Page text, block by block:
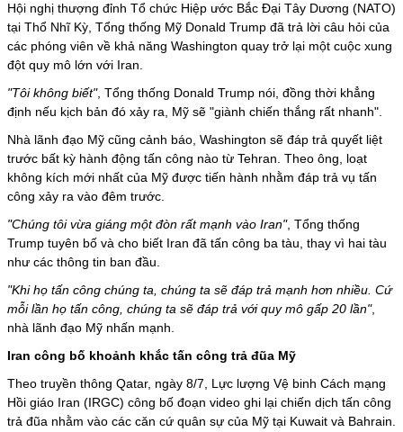
Hội nghị thượng đỉnh Tổ chức Hiệp ước Bắc Đại Tây Dương (NATO)
tại Thổ Nhĩ Kỳ, Tổng thống Mỹ Donald Trump đã trả lời câu hỏi của
các phóng viên về khả năng Washington quay trở lại một cuộc xung
đột quy mô lớn với Iran.
"Tôi không biết", Tổng thống Donald Trump nói, đồng thời khẳng
định nếu kịch bản đó xảy ra, Mỹ sẽ "giành chiến thắng rất nhanh".
Nhà lãnh đạo Mỹ cũng cảnh báo, Washington sẽ đáp trả quyết liệt
trước bất kỳ hành động tấn công nào từ Tehran. Theo ông, loạt
không kích mới nhất của Mỹ được tiến hành nhằm đáp trả vụ tấn
công xảy ra vào đêm trước.
"Chúng tôi vừa giáng một đòn rất mạnh vào Iran", Tổng thống
Trump tuyên bố và cho biết Iran đã tấn công ba tàu, thay vì hai tàu
như các thông tin ban đầu.
"Khi họ tấn công chúng ta, chúng ta sẽ đáp trả mạnh hơn nhiều. Cứ
mỗi lần họ tấn công, chúng ta sẽ đáp trả với quy mô gấp 20 lần",
nhà lãnh đạo Mỹ nhấn mạnh.
Iran công bố khoảnh khắc tấn công trả đũa Mỹ
Theo truyền thông Qatar, ngày 8/7, Lực lượng Vệ binh Cách mạng
Hồi giáo Iran (IRGC) công bố đoạn video ghi lại chiến dịch tấn công
trả đũa nhằm vào các căn cứ quân sự của Mỹ tại Kuwait và Bahrain.